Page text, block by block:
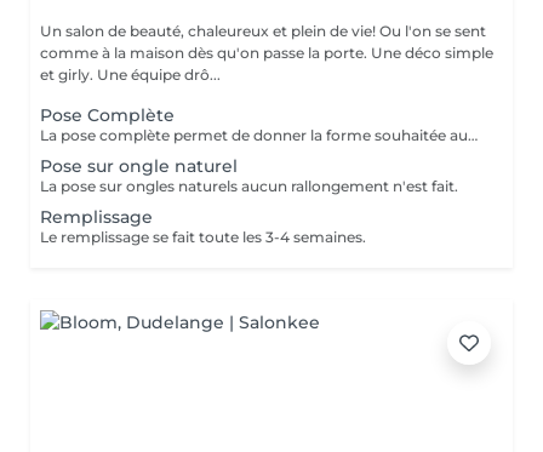
Un salon de beauté, chaleureux et plein de vie! Ou l'on se sent
comme à la maison dès qu'on passe la porte. Une déco simple
et girly. Une équipe drô...
Pose Complète
La pose complète permet de donner la forme souhaitée aux ongles en rallongeant avec le Chablon.
Pose sur ongle naturel
La pose sur ongles naturels aucun rallongement n'est fait.
Remplissage
Le remplissage se fait toute les 3-4 semaines.